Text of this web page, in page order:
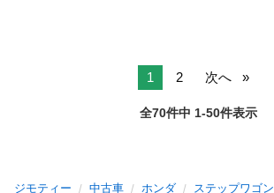
1 2 次へ
全70件中 1-50件表示
ジモティー 中古車 ホンダ ステップワゴン